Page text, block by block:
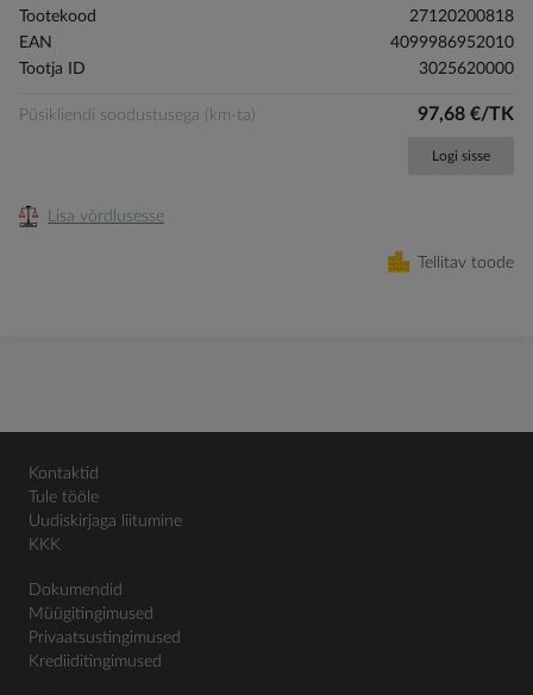
images
gallery
Tootekood
27120200818
EAN
4099986952010
Tootja ID
3025620000
Püsikliendi soodustusega (km-ta) 97,68 €/TK
Logi sisse
Lisa võrdlusesse
Tellitav toode
Kontaktid
Tule tööle
Uudiskirjaga liitumine
KKK
Dokumendid
Müügitingimused
Privaatsustingimused
Krediiditingimused